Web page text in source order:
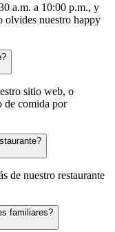
a.m. a 10:00 p.m., y
olvides nuestro happy
sitio web, o
de comida por
de nuestro restaurante
familiares?